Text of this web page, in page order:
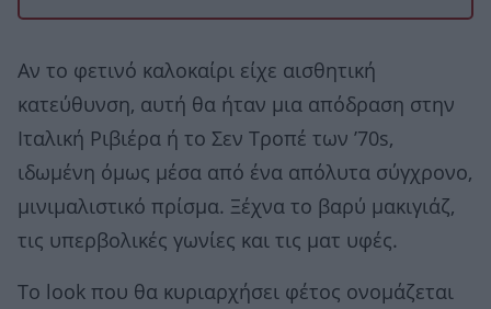
Αν το φετινό καλοκαίρι είχε αισθητική
κατεύθυνση, αυτή θα ήταν μια απόδραση στην
Ιταλική Ριβιέρα ή το Σεν Τροπέ των ’70s,
ιδωμένη όμως μέσα από ένα απόλυτα σύγχρονο,
μινιμαλιστικό πρίσμα. Ξέχνα το βαρύ μακιγιάζ,
τις υπερβολικές γωνίες και τις ματ υφές.
Το look που θα κυριαρχήσει φέτος ονομάζεται